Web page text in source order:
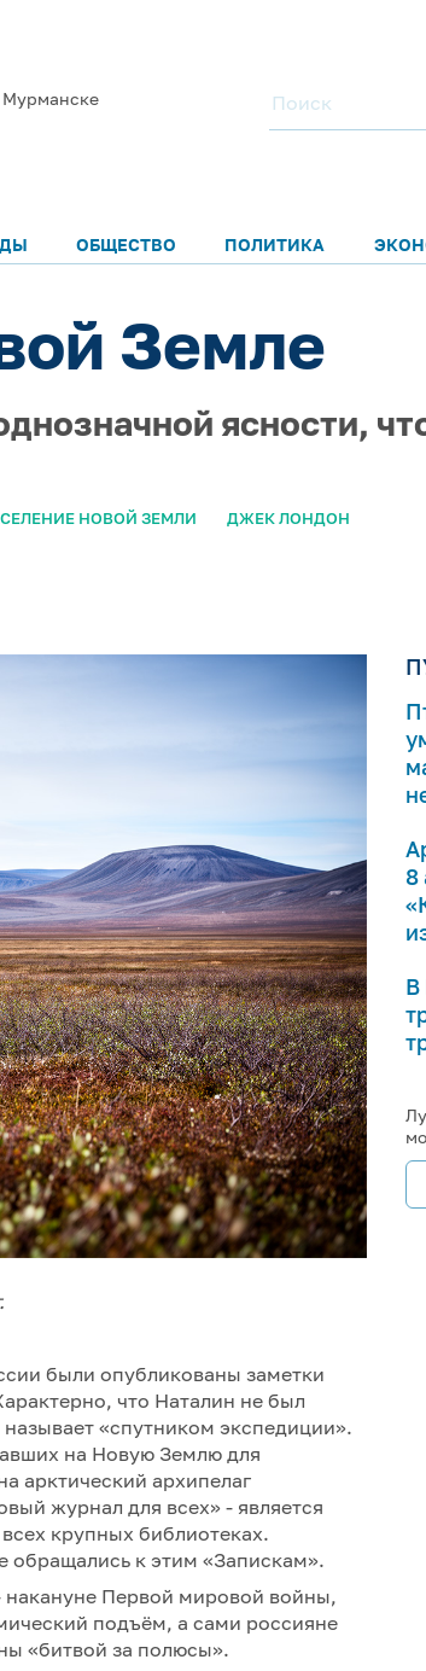
Мурманске
ОБЩЕСТВО ПОЛИТИКА
Земле
ясности,
НОВОЙ ЗЕМЛИ ДЖЕК ЛОНДОН
были опубликованы заметки
что Наталин не был
«спутником экспедиции».
на Новую Землю для
арктический архипелаг
журнал для всех» - является
крупных библиотеках.
к этим «Запискам».
накануне Первой мировой войны,
подъём, а сами россияне
«битвой за полюсы».
8
В